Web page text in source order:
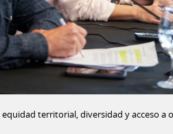
territorial, diversidad y acceso a